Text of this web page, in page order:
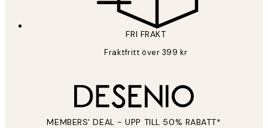
FRI FRAKT
Fraktfritt över 399 kr
MEMBERS' DEAL - UPP TILL 50% RABATT*